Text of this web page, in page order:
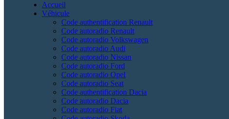
Accueil
Véhicule
Code authentification Renault
Code autoradio Renault
Code autoradio Volkswagen
Code autoradio Audi
Code autoradio Nissan
Code autoradio Ford
Code autoradio Opel
Code autoradio Seat
Code authentification Dacia
Code autoradio Dacia
Code autoradio Fiat